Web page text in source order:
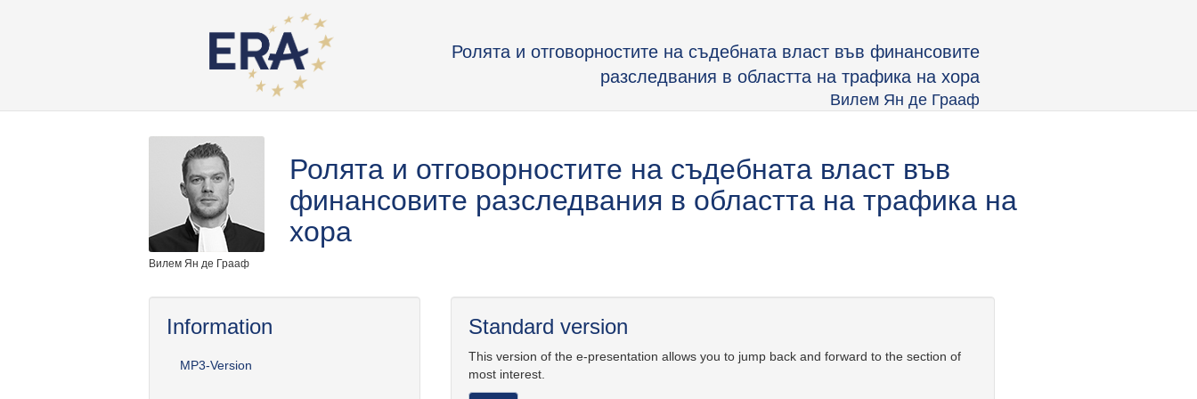
Ролята и отговорностите на съдебната власт във финансовите
разследвания в областта на трафика на хора
Вилем Ян де Грааф
Ролята и отговорностите на съдебната власт във
финансовите разследвания в областта на трафика на
хора
Вилем Ян де Грааф
Information
MP3-Version
Standard version
This version of the e-presentation allows you to jump back and forward to the section of
most interest.